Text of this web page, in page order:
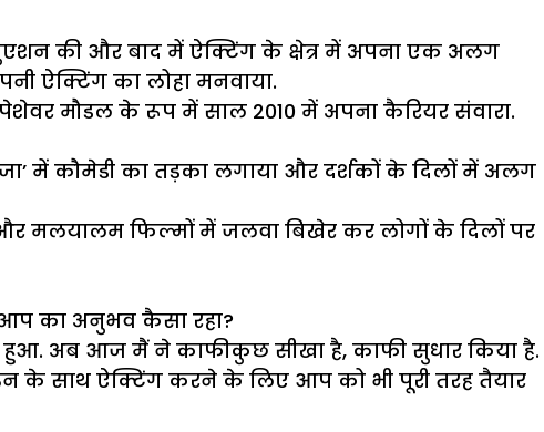
की और बाद में ऐक्टिंग के क्षेत्र में अपना एक अलग
ऐक्टिंग का लोहा मनवाया.
मौडल के रूप में साल 2010 में अपना कैरियर संवारा.
में कौमेडी का तड़का लगाया और दर्शकों के दिलों में अलग
और मलयालम फिल्मों में जलवा बिखेर कर लोगों के दिलों पर
का अनुभव कैसा रहा?
अब आज मैं ने काफीकुछ सीखा है, काफी सुधार किया है.
के साथ ऐक्टिंग करने के लिए आप को भी पूरी तरह तैयार